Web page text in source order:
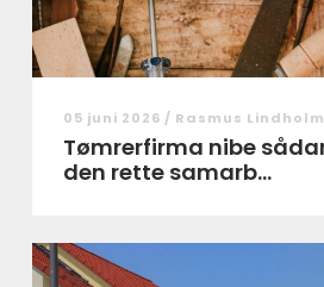
05 juni 2026 / Rasmus Lindholm
Tømrerfirma nibe sådan vælger du
den rette samarb...